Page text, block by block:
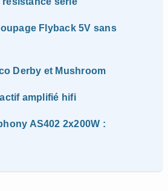
Flyback 5V sans
Derby et Mushroom
amplifié hifi
AS402 2x200W :